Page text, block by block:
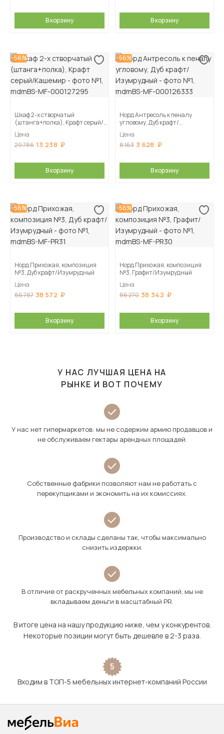
В корзину В корзину
-56%
Шкаф 2-х створчатый
(штанга+полка), Крафт серый/
Цена
29 786 13 238
В корзину
-56%
Норд Антресоль к пеналу
угловому, Дуб крафт/
Цена
8 163 3 628
В корзину
-56%
Норд Прихожая, композиция
№3, Дуб крафт/Изумрудный
Цена
86 787 38 572
В корзину
-56%
Норд Прихожая, композиция
№3, Графит/Изумрудный
Цена
86 270 38 342
В корзину
У НАС ЛУЧШАЯ ЦЕНА НА
РЫНКЕ И ВОТ ПОЧЕМУ
У нас нет гипермаркетов: мы не содержим армию продавцов и
не обслуживаем гектары арендных площадей.
Собственные фабрики позволяют нам не работать с
перекупщиками и экономить на их комиссиях.
Производство и склады сделаны так, чтобы максимально
снизить издержки.
В отличие от раскрученных мебельных компаний, мы не
вкладываем деньги в масштабный PR.
В итоге цена на нашу продукцию ниже, чем у конкурентов.
Некоторые позиции могут быть дешевле в 2-3 раза.
5
Входим в ТОП-5 мебельных интернет-компаний России